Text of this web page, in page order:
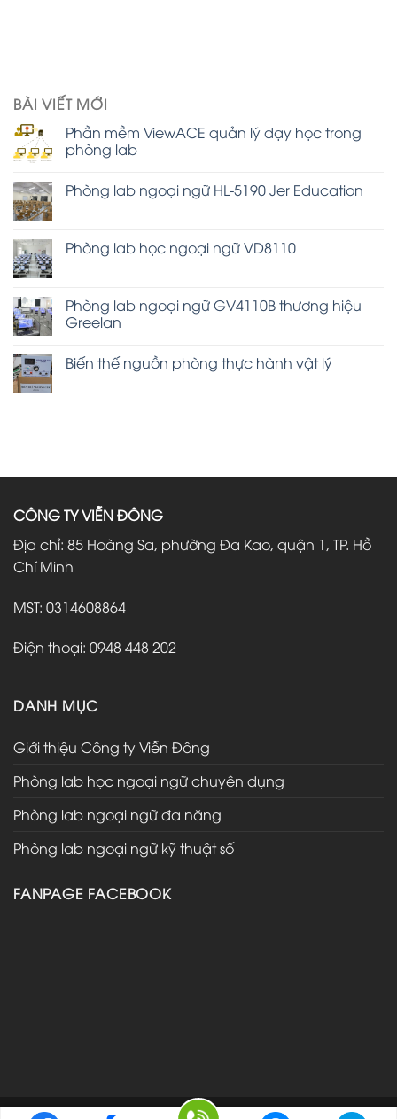
BÀI VIẾT MỚI
Phần mềm ViewACE quản lý dạy học trong
phòng lab
Phòng lab ngoại ngữ HL-5190 Jer Education
Phòng lab học ngoại ngữ VD8110
Phòng lab ngoại ngữ GV4110B thương hiệu
Greelan
Biến thế nguồn phòng thực hành vật lý
CÔNG TY VIỄN ĐÔNG
Địa chỉ: 85 Hoàng Sa, phường Đa Kao, quận 1, TP. Hồ
Chí Minh
MST: 0314608864
Điện thoại: 0948 448 202
DANH MỤC
Giới thiệu Công ty Viễn Đông
Phòng lab học ngoại ngữ chuyên dụng
Phòng lab ngoại ngữ đa năng
Phòng lab ngoại ngữ kỹ thuật số
FANPAGE FACEBOOK